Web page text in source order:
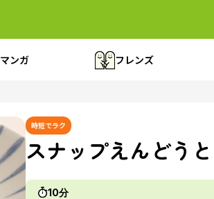
マンガ フレンズ
時短でラク
スナップえんどう
10分